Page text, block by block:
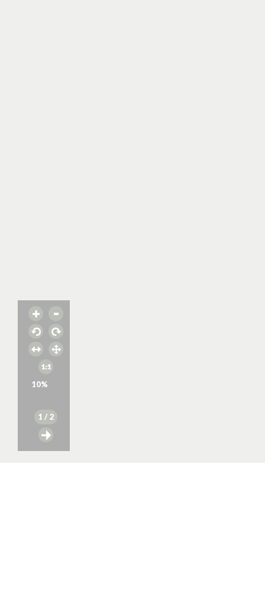
10%
1 / 2